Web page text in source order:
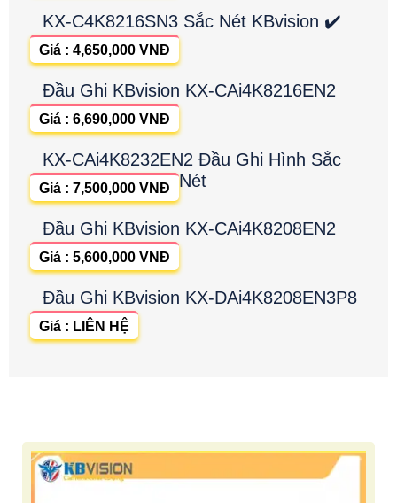
KX-C4K8216SN3 Sắc Nét KBvision ✔️
Giá : 4,650,000 VNĐ
Đầu Ghi KBvision KX-CAi4K8216EN2
Giá : 6,690,000 VNĐ
KX-CAi4K8232EN2 Đầu Ghi Hình Sắc
Nét
Giá : 7,500,000 VNĐ
Đầu Ghi KBvision KX-CAi4K8208EN2
Giá : 5,600,000 VNĐ
Đầu Ghi KBvision KX-DAi4K8208EN3P8
Giá : LIÊN HỆ